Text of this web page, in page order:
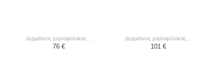
δερμάτινος χαρτοφύλακας ...
76 €
δερμάτινος χαρτοφύλακας ...
101 €